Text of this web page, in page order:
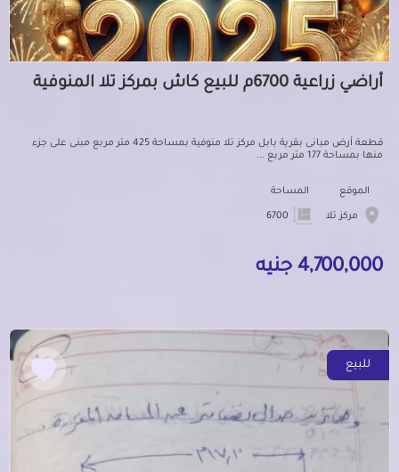
أراضي زراعية 6700م للبيع كاش بمركز تلا المنوفية
قطعة أرض مبانى بقرية بابل مركز تلا منوفية بمساحة 425 متر مربع مبنى على جزء
منها بمساحة 177 متر مربع ...
الموقع
مركز تلا
المساحة
4,700,000 جنيه
للبيع